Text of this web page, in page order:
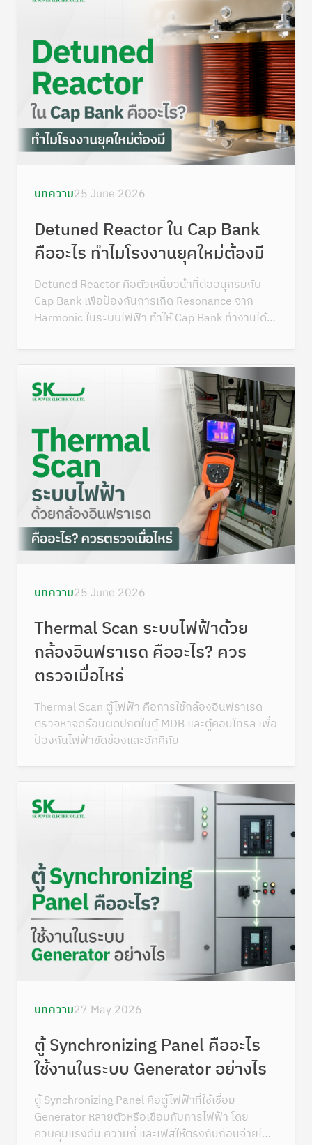
บทความ25 June 2026
Detuned Reactor ใน Cap Bank
คืออะไร ทำไมโรงงานยุคใหม่ต้องมี
Detuned Reactor คือตัวเหนี่ยวนำที่ต่ออนุกรมกับ
Cap Bank เพื่อป้องกันการเกิด Resonance จาก
Harmonic ในระบบไฟฟ้า ทำให้ Cap Bank ทำงานได้
บทความ25 June 2026
Thermal Scan ระบบไฟฟ้าด้วย
กล้องอินฟราเรด คืออะไร? ควร
ตรวจเมื่อไหร่
Thermal Scan ตู้ไฟฟ้า คือการใช้กล้องอินฟราเรด
ตรวจหาจุดร้อนผิดปกติในตู้ MDB และตู้คอนโทรล เพื่อ
ป้องกันไฟฟ้าขัดข้องและอัคคีภัย
บทความ27 May 2026
ตู้ Synchronizing Panel คืออะไร
ใช้งานในระบบ Generator อย่างไร
ตู้ Synchronizing Panel คือตู้ไฟฟ้าที่ใช้เชื่อม
Generator หลายตัวหรือเชื่อมกับการไฟฟ้า โดย
ควบคุมแรงดัน ความถี่ และเฟสให้ตรงกันก่อนจ่ายไฟ